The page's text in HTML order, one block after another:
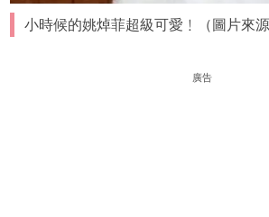
小時候的姚焯菲超級可愛﹗（圖片來源
廣告